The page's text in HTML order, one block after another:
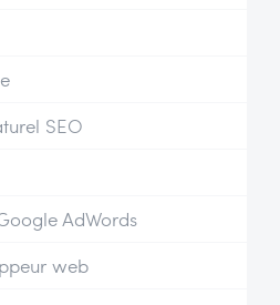
SEO
AdWords
web